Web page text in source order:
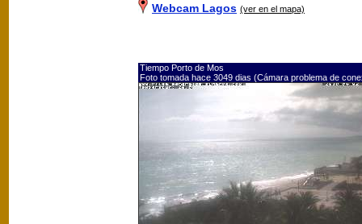
Webcam Lagos (ver en el mapa)
Tiempo Porto de Mos
Foto tomada hace 3049 dias (Cámara problema de